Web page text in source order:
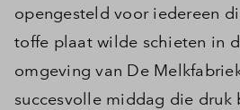
opengesteld voor iedereen
toffe plaat wilde schieten in
omgeving van De
succesvolle middag die druk